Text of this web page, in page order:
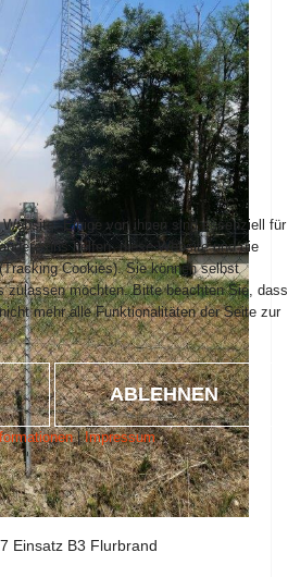
Einsatz B3 Flurbrand
Einige von ihnen sind essenziell für
uns helfen, diese Website und die
Cookies). Sie können selbst
zulassen möchten. Bitte beachten Sie, dass
mehr alle Funktionalitäten der Seite zur
ABLEHNEN
|Impressum